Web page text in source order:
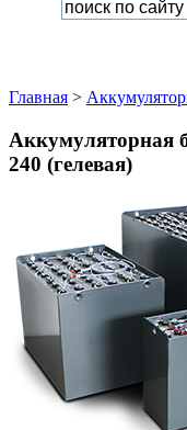
Главная >
Аккумуляторная
240 (гелевая)